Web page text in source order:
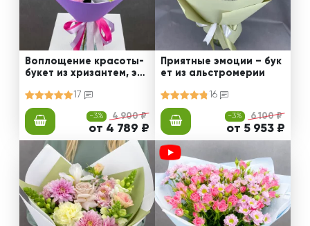
Воплощение красоты-
букет из хризантем, эус
17
-3% 4 900 ₽
от 4 789 ₽
Приятные эмоции – бук
ет из альстромерии
16
-3% 6 100 ₽
от 5 953 ₽